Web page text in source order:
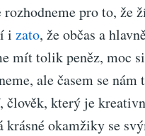
rozhodneme pro to, že
i zato, že občas a
mít tolik peněz, moc si
ale časem se nám
člověk, který je
krásné okamžiky se